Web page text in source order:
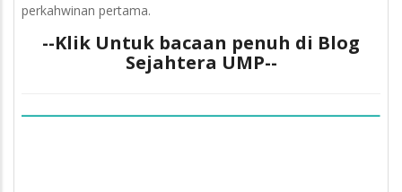
perkahwinan pertama.
--Klik Untuk bacaan penuh di Blog
Sejahtera UMP--